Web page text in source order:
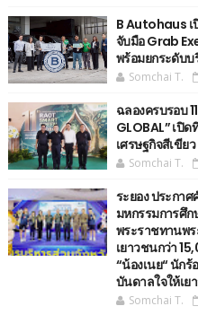
B Autohaus
จับมือ Grab
พร้อมยกระดับ
Somchai T.
ฉลองครบรอบ
GLOBAL” เปิ
เศรษฐกิจสีเขีย
Somchai T.
ระยอง ประกา
มหกรรมการศึ
พระราชทานพร
เยาวชนกว่า
“น้องเนย“ นัก
บันดาลใจให้เ
Somchai T.